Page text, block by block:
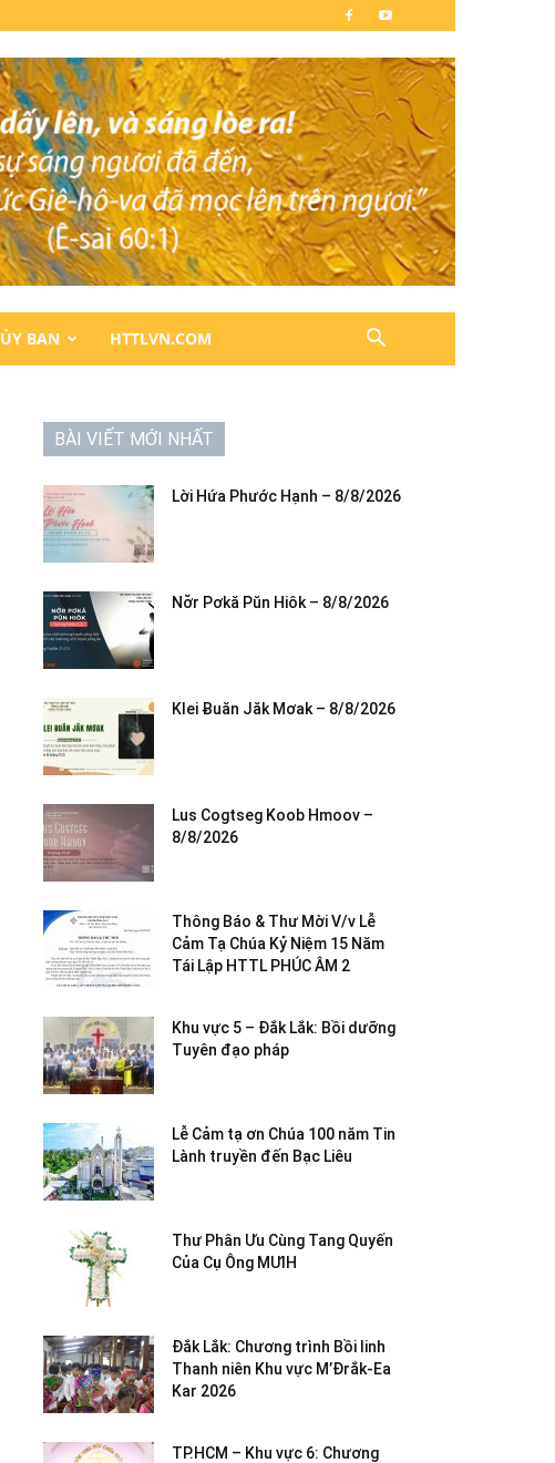
ỦY BAN HTTLVN.COM
BÀI VIẾT MỚI NHẤT
Lời Hứa Phước Hạnh – 8/8/2026
Nơ̆r Pơkă Pŭn Hiôk – 8/8/2026
Klei Ƀuăn Jăk Mơak – 8/8/2026
Lus Cogtseg Koob Hmoov –
8/8/2026
Thông Báo & Thư Mời V/v Lễ
Cảm Tạ Chúa Kỷ Niệm 15 Năm
Tái Lập HTTL PHÚC ÂM 2
Khu vực 5 – Đắk Lắk: Bồi dưỡng
Tuyên đạo pháp
Lễ Cảm tạ ơn Chúa 100 năm Tin
Lành truyền đến Bạc Liêu
Thư Phân Ưu Cùng Tang Quyến
Của Cụ Ông MƯIH
Đắk Lắk: Chương trình Bồi linh
Thanh niên Khu vực M’Đrắk-Ea
Kar 2026
TP.HCM – Khu vực 6: Chương